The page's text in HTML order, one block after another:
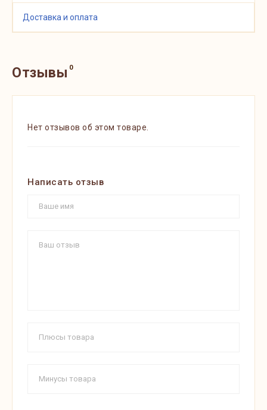
Доставка и оплата
Отзывы 0
Нет отзывов об этом товаре.
Написать отзыв